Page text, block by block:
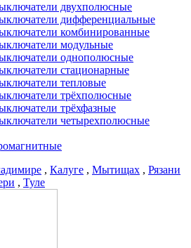
двухполюсные
дифференциальные
комбинированные
модульные
однополюсные
стационарные
тепловые
трёхполюсные
трёхфазные
четырехполюсные
, Калуге , Мытищах , Рязани
, Туле